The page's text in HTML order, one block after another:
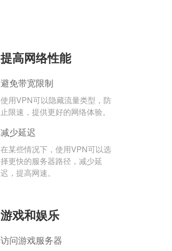
提高网络性能
避免带宽限制
使用VPN可以隐藏流量类型，防
止限速，提供更好的网络体验。
减少延迟
在某些情况下，使用VPN可以选
择更快的服务器路径，减少延
迟，提高网速。
游戏和娱乐
访问游戏服务器